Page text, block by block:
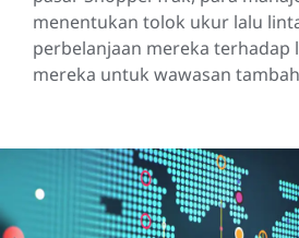
menentukan tolok ukur lalu
perbelanjaan mereka terhadap
mereka untuk wawasan